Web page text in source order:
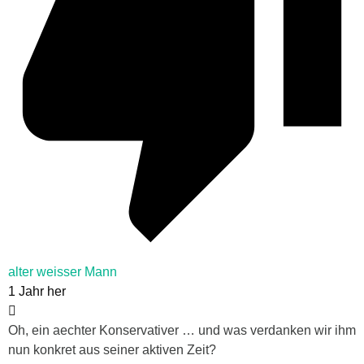
alter weisser Mann
1 Jahr her
Oh, ein aechter Konservativer … und was verdanken wir ihm
nun konkret aus seiner aktiven Zeit?